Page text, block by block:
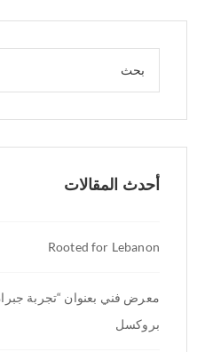
أحدث المقالات
Rooted for Lebanon
معرض فني بعنوان “تجربة
بروكسل